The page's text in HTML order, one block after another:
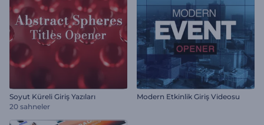
Soyut Küreli Giriş Yazıları
20 sahneler
Modern Etkinlik Giriş Videosu